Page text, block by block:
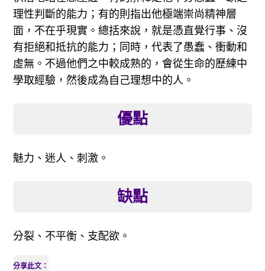
理性判斷的能力；有的則指出他極端崇尚精神層
面，不在乎現實。總括來說，就是憑直覺行事、沒
有拒絕和抵抗的能力；同時，代表了愚蠢、衝動和
虛無。不過他們之中較成熟的，會從生命的歷練中
學取經驗，然後成為自己理想中的人。
優點
魅力、迷人、刺激。
缺點
分裂、不平衡、支配欲。
分享此文：